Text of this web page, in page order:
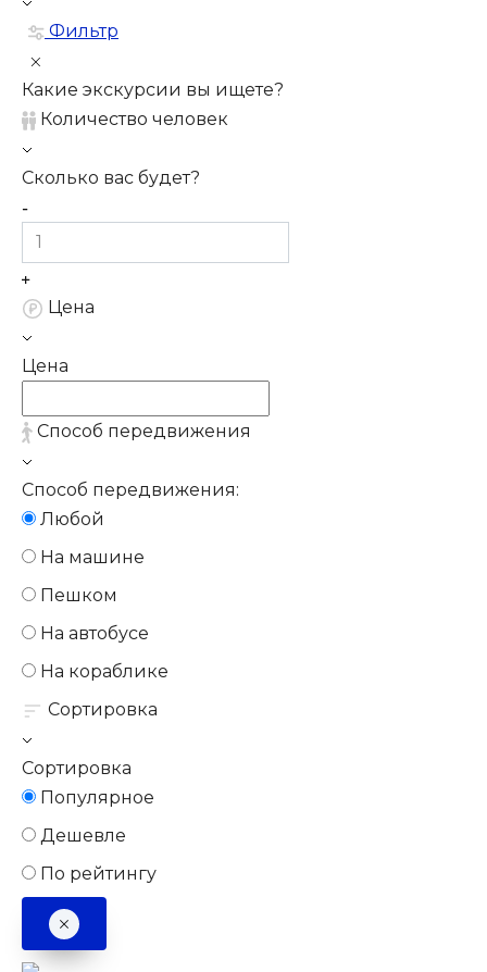
Фильтр
Какие экскурсии вы ищете?
Количество человек
Сколько вас будет?
Цена
Цена
Способ передвижения
Способ передвижения:
Любой
На машине
Пешком
На автобусе
На кораблике
Сортировка
Сортировка
Популярное
Дешевле
По рейтингу